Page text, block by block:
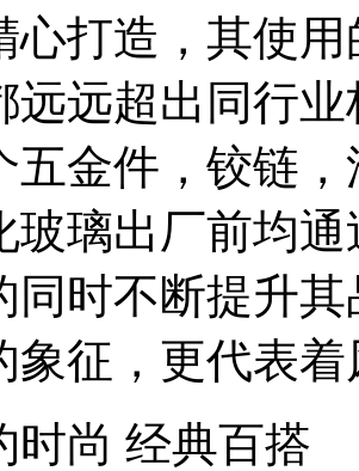
心打造，其使
远远超出同行
五金件，铰链
玻璃出厂前均
同时不断提升
象征，更代表
尚 经典百搭